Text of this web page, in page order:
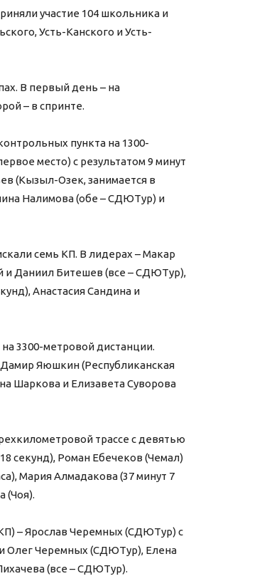
участие 104 школьника и
Усть-Канского и Усть-
В первый день – на
– в спринте.
пункта на 1300-
место) с результатом 9 минут
(Кызыл-Озек, занимается в
Налимова (обе – СДЮТур) и
семь КП. В лидерах – Макар
и Даниил Битешев (все – СДЮТур),
Анастасия Сандина и
3300-метровой дистанции.
Яюшкин (Республиканская
Шаркова и Елизавета Суворова
трассе с девятью
секунд), Роман Ебечеков (Чемал)
Мария Алмадакова (37 минут 7
(Чоя).
– Ярослав Черемных (СДЮТур) с
и Олег Черемных (СДЮТур), Елена
(все – СДЮТур).